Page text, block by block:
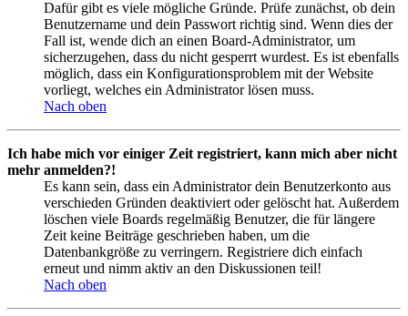
Dafür gibt es viele mögliche Gründe. Prüfe zunächst, ob dein
Benutzername und dein Passwort richtig sind. Wenn dies der
Fall ist, wende dich an einen Board-Administrator, um
sicherzugehen, dass du nicht gesperrt wurdest. Es ist ebenfalls
möglich, dass ein Konfigurationsproblem mit der Website
vorliegt, welches ein Administrator lösen muss.
Nach oben
Ich habe mich vor einiger Zeit registriert, kann mich aber nicht
mehr anmelden?!
Es kann sein, dass ein Administrator dein Benutzerkonto aus
verschieden Gründen deaktiviert oder gelöscht hat. Außerdem
löschen viele Boards regelmäßig Benutzer, die für längere
Zeit keine Beiträge geschrieben haben, um die
Datenbankgröße zu verringern. Registriere dich einfach
erneut und nimm aktiv an den Diskussionen teil!
Nach oben